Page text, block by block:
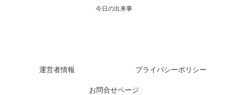
今日の出来事
運営者情報 プライバシーポリシー
お問合せページ